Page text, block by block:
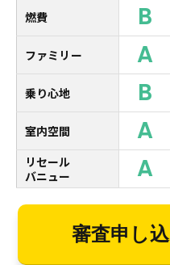
燃費 B
ファミリー A
乗り心地 B
室内空間 A
リセール
バニュー
A
審査申し